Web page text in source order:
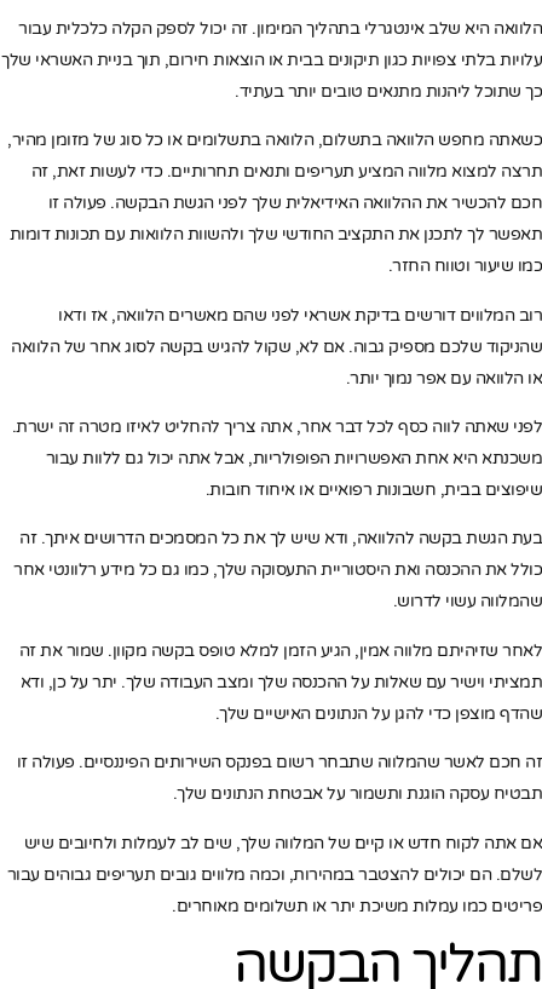
הלוואה היא שלב אינטגרלי בתהליך המימון. זה יכול לספק הקלה כלכלית עבור
עלויות בלתי צפויות כגון תיקונים בבית או הוצאות חירום, תוך בניית האשראי שלך
כך שתוכל ליהנות מתנאים טובים יותר בעתיד.
כשאתה מחפש הלוואה בתשלום, הלוואה בתשלומים או כל סוג של מזומן מהיר,
תרצה למצוא מלווה המציע תעריפים ותנאים תחרותיים. כדי לעשות זאת, זה
חכם להכשיר את ההלוואה האידיאלית שלך לפני הגשת הבקשה. פעולה זו
תאפשר לך לתכנן את התקציב החודשי שלך ולהשוות הלוואות עם תכונות דומות
כמו שיעור וטווח החזר.
רוב המלווים דורשים בדיקת אשראי לפני שהם מאשרים הלוואה, אז ודאו
שהניקוד שלכם מספיק גבוה. אם לא, שקול להגיש בקשה לסוג אחר של הלוואה
או הלוואה עם אפר נמוך יותר.
לפני שאתה לווה כסף לכל דבר אחר, אתה צריך להחליט לאיזו מטרה זה ישרת.
משכנתא היא אחת האפשרויות הפופולריות, אבל אתה יכול גם ללוות עבור
שיפוצים בבית, חשבונות רפואיים או איחוד חובות.
בעת הגשת בקשה להלוואה, ודא שיש לך את כל המסמכים הדרושים איתך. זה
כולל את ההכנסה ואת היסטוריית התעסוקה שלך, כמו גם כל מידע רלוונטי אחר
שהמלווה עשוי לדרוש.
לאחר שזיהיתם מלווה אמין, הגיע הזמן למלא טופס בקשה מקוון. שמור את זה
תמציתי וישיר עם שאלות על ההכנסה שלך ומצב העבודה שלך. יתר על כן, ודא
שהדף מוצפן כדי להגן על הנתונים האישיים שלך.
זה חכם לאשר שהמלווה שתבחר רשום בפנקס השירותים הפיננסיים. פעולה זו
תבטיח עסקה הוגנת ותשמור על אבטחת הנתונים שלך.
אם אתה לקוח חדש או קיים של המלווה שלך, שים לב לעמלות ולחיובים שיש
לשלם. הם יכולים להצטבר במהירות, וכמה מלווים גובים תעריפים גבוהים עבור
פריטים כמו עמלות משיכת יתר או תשלומים מאוחרים.
תהליך הבקשה